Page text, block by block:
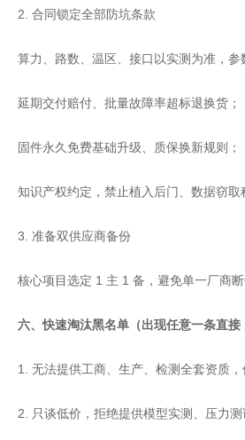
2. 合同锁定全部防坑条款
算力、路数、温区、接口以实测为准，参
延期交付赔付、批量故障率超标退换货；
固件永久免费基础升级、质保换新规则；
知识产权约定，禁止植入后门、数据窃取
3. 准备双供应商备份
核心项目选定 1 主 1 备，避免单一厂商断
六、快速淘汰黑名单（出现任意一条直接
1. 无法提供工商、生产、检测全套资质，
2. 只谈低价，拒绝提供模型实测、压力测